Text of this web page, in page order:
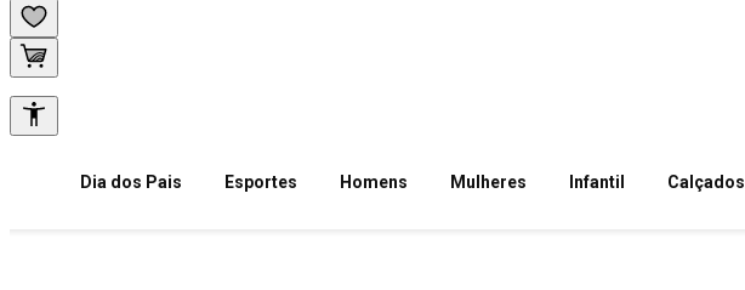
Dia dos Pais Esportes Homens Mulheres Infantil Calçados